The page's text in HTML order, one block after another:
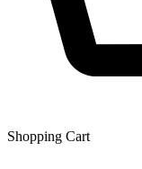
Shopping Сart